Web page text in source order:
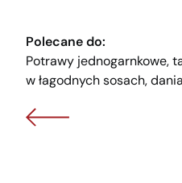
Polecane do:
Potrawy jednogarnkowe,
w łagodnych sosach,